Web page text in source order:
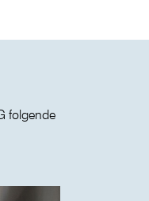
folgende